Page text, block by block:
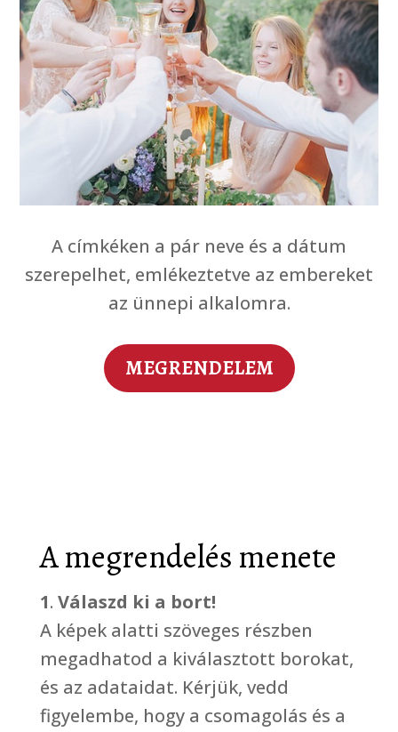
A címkéken a pár neve és a dátum
szerepelhet, emlékeztetve az embereket
az ünnepi alkalomra.
MEGRENDELEM
A megrendelés menete
1. Válaszd ki a bort!
A képek alatti szöveges részben
megadhatod a kiválasztott borokat,
és az adataidat. Kérjük, vedd
figyelembe, hogy a csomagolás és a